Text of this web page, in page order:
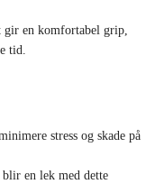
gir en komfortabel grip,
tid.
stress og skade på
en lek med dette